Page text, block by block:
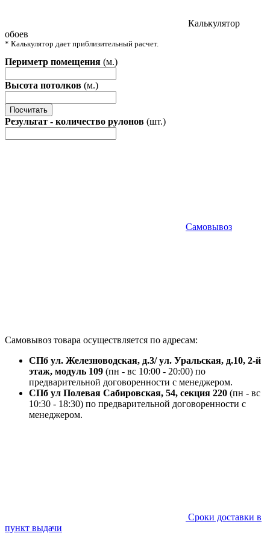
Калькулятор
обоев
* Калькулятор дает приблизительный расчет.
Периметр помещения (м.)
Высота потолков (м.)
Посчитать
Результат - количество рулонов (шт.)
Самовывоз
Самовывоз товара осуществляется по адресам:
СПб ул. Железноводская, д.3/ ул. Уральская, д.10, 2-й
этаж, модуль 109 (пн - вс 10:00 - 20:00) по
предварительной договоренности с менеджером.
СПб ул Полевая Сабировская, 54, секция 220 (пн - вс
10:30 - 18:30) по предварительной договоренности с
менеджером.
Сроки доставки в
пункт выдачи